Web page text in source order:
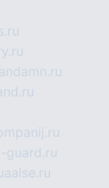
guard.ru
aalse.ru